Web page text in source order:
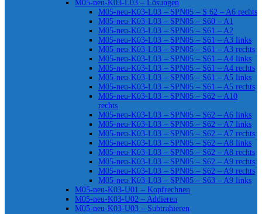
M05-neu-K03-L03 – Lösungen
M05-neu-K03-L03 – SPN05 – S 62 – A6 rechts
M05-neu-K03-L03 – SPN05 – S60 – A1
M05-neu-K03-L03 – SPN05 – S61 – A2
M05-neu-K03-L03 – SPN05 – S61 – A3 links
M05-neu-K03-L03 – SPN05 – S61 – A3 rechts
M05-neu-K03-L03 – SPN05 – S61 – A4 links
M05-neu-K03-L03 – SPN05 – S61 – A4 rechts
M05-neu-K03-L03 – SPN05 – S61 – A5 links
M05-neu-K03-L03 – SPN05 – S61 – A5 rechts
M05-neu-K03-L03 – SPN05 – S62 – A10
rechts
M05-neu-K03-L03 – SPN05 – S62 – A6 links
M05-neu-K03-L03 – SPN05 – S62 – A7 links
M05-neu-K03-L03 – SPN05 – S62 – A7 rechts
M05-neu-K03-L03 – SPN05 – S62 – A8 links
M05-neu-K03-L03 – SPN05 – S62 – A8 rechts
M05-neu-K03-L03 – SPN05 – S62 – A9 rechts
M05-neu-K03-L03 – SPN05 – S62 – A9 rechts
M05-neu-K03-L03 – SPN05 – S63 – A9 links
M05-neu-K03-U01 – Kopfrechnen
M05-neu-K03-U02 – Addieren
M05-neu-K03-U03 – Subtrahieren